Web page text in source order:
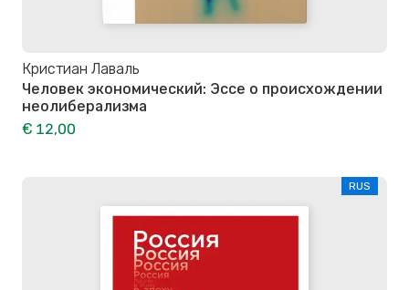
Кристиан Лаваль
Человек экономический: Эссе о происхождении
неолиберализма
€ 12,00
RUS